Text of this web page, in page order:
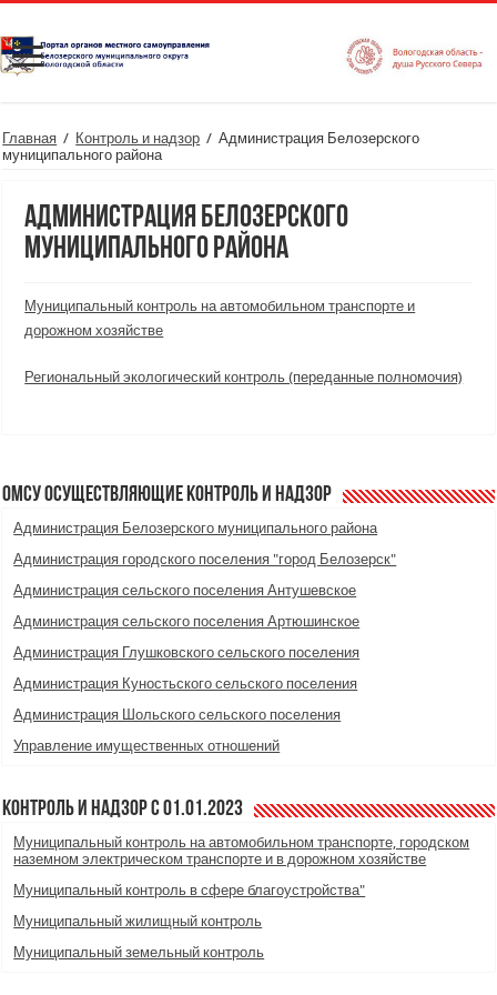
Главная / Контроль и надзор / Администрация Белозерского
муниципального района
Администрация Белозерского
муниципального района
Муниципальный контроль на автомобильном транспорте и
дорожном хозяйстве
Региональный экологический контроль (переданные полномочия)
ОМСУ осуществляющие контроль и надзор
Администрация Белозерского муниципального района
Администрация городского поселения "город Белозерск"
Администрация сельского поселения Антушевское
Администрация сельского поселения Артюшинское
Администрация Глушковского сельского поселения
Администрация Куностьского сельского поселения
Администрация Шольского сельского поселения
Управление имущественных отношений
Контроль и надзор с 01.01.2023
Муниципальный контроль на автомобильном транспорте, городском
наземном электрическом транспорте и в дорожном хозяйстве
Муниципальный контроль в сфере благоустройства"
Муниципальный жилищный контроль
Муниципальный земельный контроль